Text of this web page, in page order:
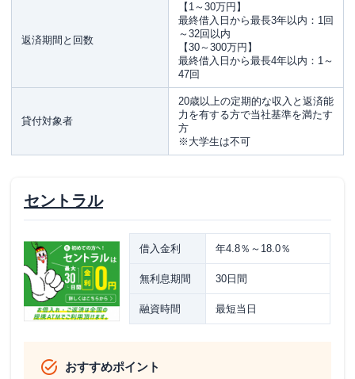
返済期間と回数
【1～30万円】
最終借入日から最長3年以内：1回
～32回以内
【30～300万円】
最終借入日から最長4年以内：1～
47回
貸付対象者
20歳以上の定期的な収入と返済能
力を有する方で当社基準を満たす
方
※大学生は不可
セントラル
借入金利 年4.8％～18.0％
無利息期間 30日間
融資時間 最短当日
おすすめポイント